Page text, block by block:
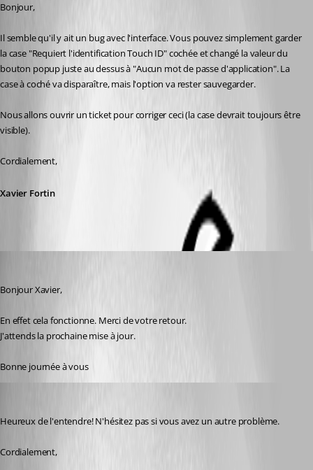
Bonjour,
Il semble qu'il y ait un bug avec l'interface. Vous pouvez simplement garder
la case "Requiert l'identification Touch ID" cochée et changé la valeur du
bouton popup juste au dessus à "Aucun mot de passe d'application". La
case à coché va disparaître, mais l'option va rester sauvegarder.
Nous allons ouvrir un ticket pour corriger ceci (la case devrait toujours être
visible).
Cordialement,
Xavier Fortin
Bonjour Xavier,
En effet cela fonctionne. Merci de votre retour.
J'attends la prochaine mise à jour.
Bonne journée à vous
Heureux de l'entendre! N'hésitez pas si vous avez un autre problème.
Cordialement,